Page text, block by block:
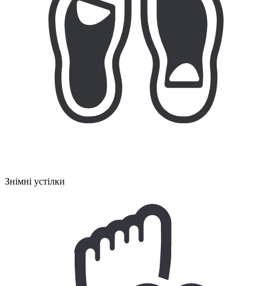
Знімні устілки